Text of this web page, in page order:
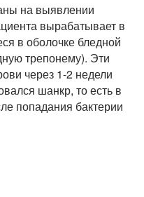
на выявлении
вырабатывает в
в оболочке бледной
трепонему). Эти
через 1-2 недели
шанкр, то есть в
попадания бактерии